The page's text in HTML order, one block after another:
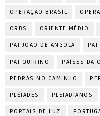
OPERAÇÃO BRASIL
ORBS ORIENTE MÉDIO
PAI JOÃO DE ANGOLA PAI
PAI QUIRINO PAÍSES DA
PEDRAS NO CAMINHO
PLÊIADES PLEIADIANOS
PORTAIS DE LUZ